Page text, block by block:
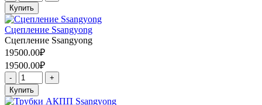
Купить
Сцепление Ssangyong
Сцепление Ssangyong
19500.00₽
19500.00₽
-
+
Купить